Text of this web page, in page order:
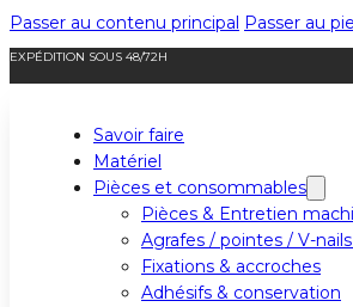
Passer au contenu principal Passer au
EXPÉDITION SOUS 48/72H
Savoir faire
Matériel
Pièces et consommables
Pièces & Entretien
Agrafes / pointes / V-
Fixations & accroches
Adhésifs & conservation